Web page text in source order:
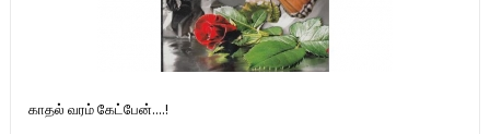
காதல் வரம் கேட்பேன்....!